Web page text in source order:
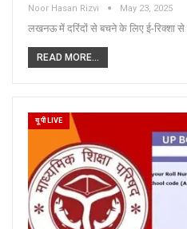
Noor Hasan Rizvi May 23, 2025
लखनऊ में दरिंदों से बचने के लिए ई-रिक्शा से
READ MORE...
यू पी LIVE